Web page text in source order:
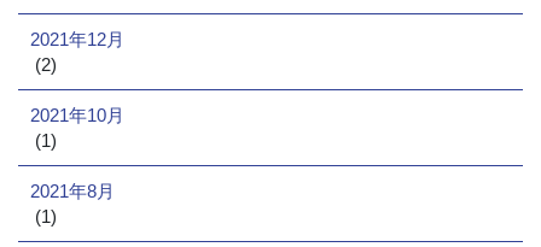
2021年12月
(2)
2021年10月
(1)
2021年8月
(1)